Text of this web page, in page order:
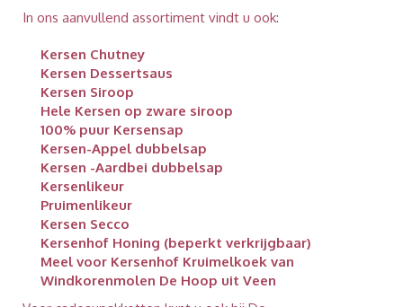
In ons aanvullend assortiment vindt u ook:
Kersen Chutney
Kersen Dessertsaus
Kersen Siroop
Hele Kersen op zware siroop
100% puur Kersensap
Kersen-Appel dubbelsap
Kersen -Aardbei dubbelsap
Kersenlikeur
Pruimenlikeur
Kersen Secco
Kersenhof Honing (beperkt verkrijgbaar)
Meel voor Kersenhof Kruimelkoek van
Windkorenmolen De Hoop uit Veen